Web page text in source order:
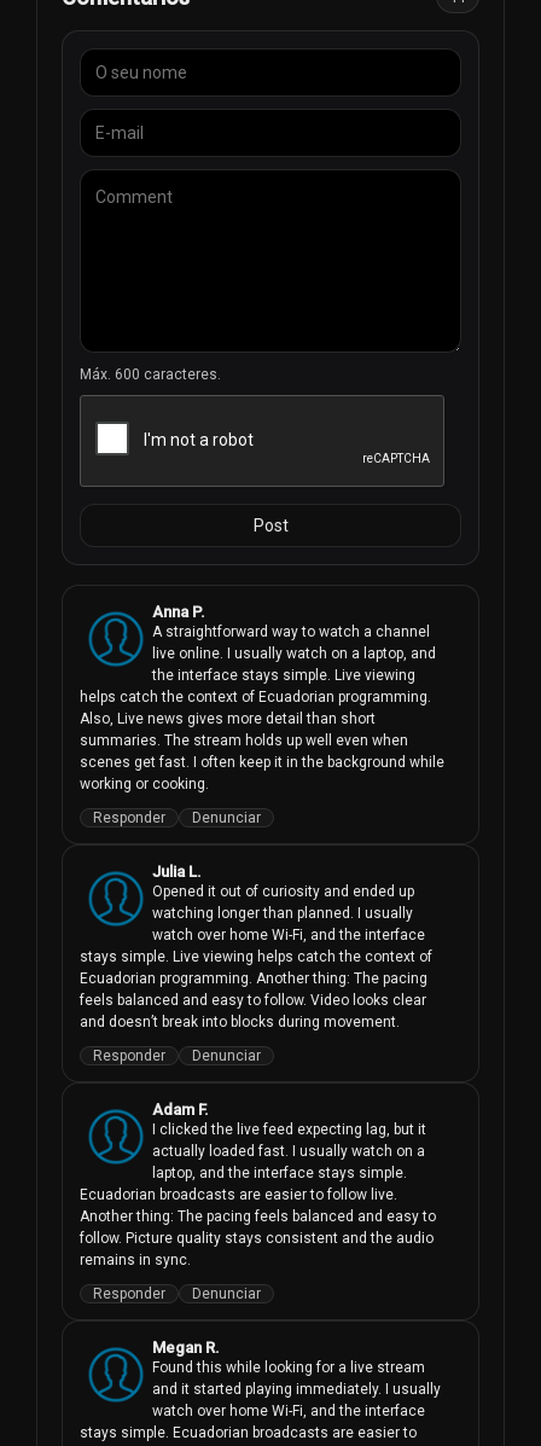
Máx. 600 caracteres.
Post
Anna P.
A straightforward way to watch a channel
live online. I usually watch on a laptop, and
the interface stays simple. Live viewing
helps catch the context of Ecuadorian programming.
Also, Live news gives more detail than short
summaries. The stream holds up well even when
scenes get fast. I often keep it in the background while
working or cooking.
Responder
Denunciar
Julia L.
Opened it out of curiosity and ended up
watching longer than planned. I usually
watch over home Wi-Fi, and the interface
stays simple. Live viewing helps catch the context of
Ecuadorian programming. Another thing: The pacing
feels balanced and easy to follow. Video looks clear
and doesn’t break into blocks during movement.
Responder
Denunciar
Adam F.
I clicked the live feed expecting lag, but it
actually loaded fast. I usually watch on a
laptop, and the interface stays simple.
Ecuadorian broadcasts are easier to follow live.
Another thing: The pacing feels balanced and easy to
follow. Picture quality stays consistent and the audio
remains in sync.
Responder
Denunciar
Megan R.
Found this while looking for a live stream
and it started playing immediately. I usually
watch over home Wi-Fi, and the interface
stays simple. Ecuadorian broadcasts are easier to